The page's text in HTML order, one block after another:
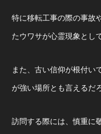
特に移転工事の際の事故
たウワサが心霊現象とし
また、古い信仰が根付い
が強い場所とも言えるだ
訪問する際には、慎重に